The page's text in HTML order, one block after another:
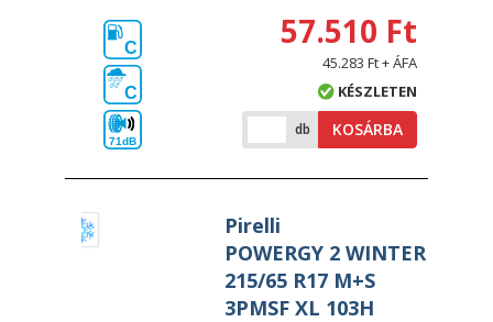
C
C
71dB
57.510 Ft
45.283 Ft + ÁFA
KÉSZLETEN
db KOSÁRBA
Pirelli
POWERGY 2 WINTER
215/65 R17 M+S
3PMSF XL 103H